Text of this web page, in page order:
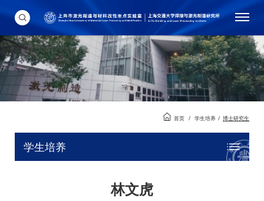
首页 / 学生培养 / 博士研究生
学生培养
林文虎